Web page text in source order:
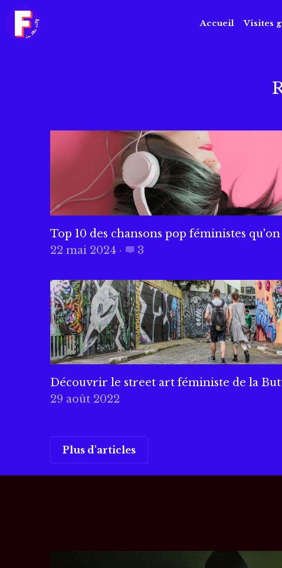
Accueil Visites
Top 10 des chansons pop féministes
22 mai 2024 · 3
Découvrir le street art féministe de la
29 août 2022
Plus d'articles